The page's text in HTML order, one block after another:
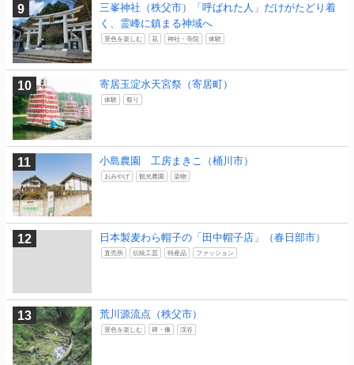
三峯神社（秩父市）「呼ばれた人」だけがたどり着
く、霊峰に鎮まる神域へ
景色を楽しむ 花 神社・寺院 体験
寄居玉淀水天宮祭（寄居町）
体験 祭り
小島農園 工房まきこ（桶川市）
おみやげ 観光農園 染物
日本製麦わら帽子の「田中帽子店」（春日部市）
直売所 伝統工芸 特産品 ファッション
荒川源流点（秩父市）
景色を楽しむ 碑・像 渓谷